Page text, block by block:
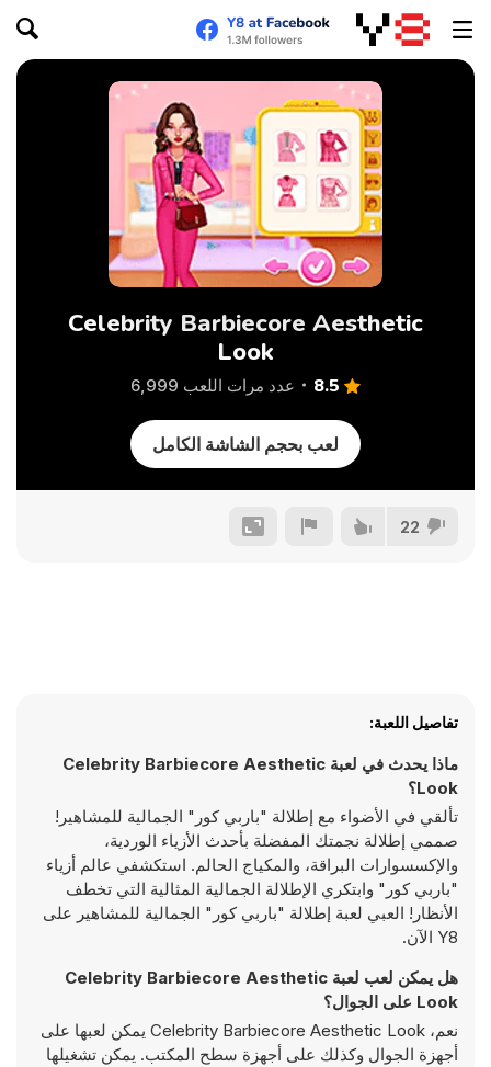
Celebrity Barbiecore Aesthetic
Look
8.5 عدد مرات اللعب 6,999
لعب بحجم الشاشة الكامل
22
تفاصيل اللعبة:
ماذا يحدث في لعبة Celebrity Barbiecore Aesthetic
Look؟
تألقي في الأضواء مع إطلالة "باربي كور" الجمالية للمشاهير!
صممي إطلالة نجمتك المفضلة بأحدث الأزياء الوردية،
والإكسسوارات البراقة، والمكياج الحالم. استكشفي عالم أزياء
"باربي كور" وابتكري الإطلالة الجمالية المثالية التي تخطف
الأنظار! العبي لعبة إطلالة "باربي كور" الجمالية للمشاهير على
Y8 الآن.
هل يمكن لعب لعبة Celebrity Barbiecore Aesthetic
Look على الجوال؟
نعم، Celebrity Barbiecore Aesthetic Look يمكن لعبها على
أجهزة الجوال وكذلك على أجهزة سطح المكتب. يمكن تشغيلها